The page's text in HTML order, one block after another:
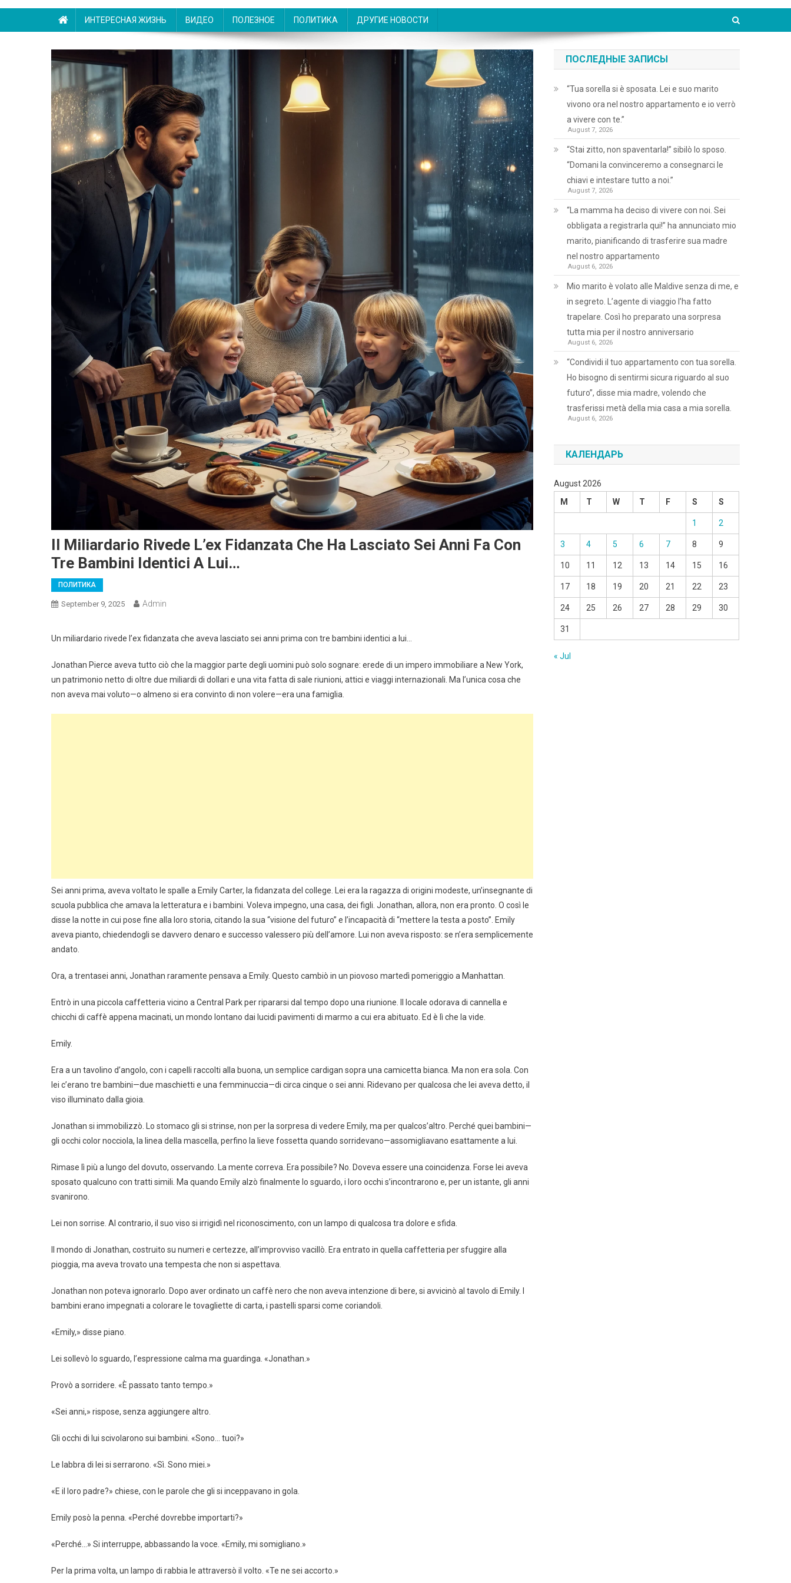
ИНТЕРЕСНАЯ ЖИЗНЬ ВИДЕО ПОЛЕЗНОЕ ПОЛИТИКА ДРУГИЕ НОВОСТИ
Il Miliardario Rivede L’ex Fidanzata Che Ha Lasciato Sei Anni Fa Con
Tre Bambini Identici A Lui…
ПОЛИТИКА
September 9, 2025 Admin
Un miliardario rivede l’ex fidanzata che aveva lasciato sei anni prima con tre bambini identici a lui…
Jonathan Pierce aveva tutto ciò che la maggior parte degli uomini può solo sognare: erede di un impero immobiliare a New York,
un patrimonio netto di oltre due miliardi di dollari e una vita fatta di sale riunioni, attici e viaggi internazionali. Ma l’unica cosa che
non aveva mai voluto—o almeno si era convinto di non volere—era una famiglia.
Sei anni prima, aveva voltato le spalle a Emily Carter, la fidanzata del college. Lei era la ragazza di origini modeste, un’insegnante di
scuola pubblica che amava la letteratura e i bambini. Voleva impegno, una casa, dei figli. Jonathan, allora, non era pronto. O così le
disse la notte in cui pose fine alla loro storia, citando la sua “visione del futuro” e l’incapacità di “mettere la testa a posto”. Emily
aveva pianto, chiedendogli se davvero denaro e successo valessero più dell’amore. Lui non aveva risposto: se n’era semplicemente
andato.
Ora, a trentasei anni, Jonathan raramente pensava a Emily. Questo cambiò in un piovoso martedì pomeriggio a Manhattan.
Entrò in una piccola caffetteria vicino a Central Park per ripararsi dal tempo dopo una riunione. Il locale odorava di cannella e
chicchi di caffè appena macinati, un mondo lontano dai lucidi pavimenti di marmo a cui era abituato. Ed è lì che la vide.
Emily.
Era a un tavolino d’angolo, con i capelli raccolti alla buona, un semplice cardigan sopra una camicetta bianca. Ma non era sola. Con
lei c’erano tre bambini—due maschietti e una femminuccia—di circa cinque o sei anni. Ridevano per qualcosa che lei aveva detto, il
viso illuminato dalla gioia.
Jonathan si immobilizzò. Lo stomaco gli si strinse, non per la sorpresa di vedere Emily, ma per qualcos’altro. Perché quei bambini—
gli occhi color nocciola, la linea della mascella, perfino la lieve fossetta quando sorridevano—assomigliavano esattamente a lui.
Rimase lì più a lungo del dovuto, osservando. La mente correva. Era possibile? No. Doveva essere una coincidenza. Forse lei aveva
sposato qualcuno con tratti simili. Ma quando Emily alzò finalmente lo sguardo, i loro occhi s’incontrarono e, per un istante, gli anni
svanirono.
Lei non sorrise. Al contrario, il suo viso si irrigidì nel riconoscimento, con un lampo di qualcosa tra dolore e sfida.
Il mondo di Jonathan, costruito su numeri e certezze, all’improvviso vacillò. Era entrato in quella caffetteria per sfuggire alla
pioggia, ma aveva trovato una tempesta che non si aspettava.
Jonathan non poteva ignorarlo. Dopo aver ordinato un caffè nero che non aveva intenzione di bere, si avvicinò al tavolo di Emily. I
bambini erano impegnati a colorare le tovagliette di carta, i pastelli sparsi come coriandoli.
«Emily,» disse piano.
Lei sollevò lo sguardo, l’espressione calma ma guardinga. «Jonathan.»
Provò a sorridere. «È passato tanto tempo.»
«Sei anni,» rispose, senza aggiungere altro.
Gli occhi di lui scivolarono sui bambini. «Sono… tuoi?»
Le labbra di lei si serrarono. «Sì. Sono miei.»
«E il loro padre?» chiese, con le parole che gli si inceppavano in gola.
Emily posò la penna. «Perché dovrebbe importarti?»
«Perché…» Si interruppe, abbassando la voce. «Emily, mi somigliano.»
Per la prima volta, un lampo di rabbia le attraversò il volto. «Te ne sei accorto.»
ПОСЛЕДНЫЕ ЗАПИСЫ
“Tua sorella si è sposata. Lei e suo marito
vivono ora nel nostro appartamento e io verrò
a vivere con te.”
August 7, 2026
“Stai zitto, non spaventarla!” sibilò lo sposo.
“Domani la convinceremo a consegnarci le
chiavi e intestare tutto a noi.”
August 7, 2026
“La mamma ha deciso di vivere con noi. Sei
obbligata a registrarla qui!” ha annunciato mio
marito, pianificando di trasferire sua madre
nel nostro appartamento
August 6, 2026
Mio marito è volato alle Maldive senza di me, e
in segreto. L’agente di viaggio l’ha fatto
trapelare. Così ho preparato una sorpresa
tutta mia per il nostro anniversario
August 6, 2026
“Condividi il tuo appartamento con tua sorella.
Ho bisogno di sentirmi sicura riguardo al suo
futuro”, disse mia madre, volendo che
trasferissi metà della mia casa a mia sorella.
August 6, 2026
КАЛЕНДАРЬ
August 2026
M
T W T F S S
1 2
3 4 5 6 7 8 9
10 11 12 13 14 15 16
17 18 19 20 21 22 23
24 25 26 27 28 29 30
31
« Jul